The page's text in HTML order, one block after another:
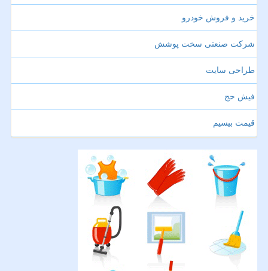
خرید و فروش خودرو
شرکت صنعتی سخت پوشش
طراحی سایت
فیش حج
قیمت بیسیم